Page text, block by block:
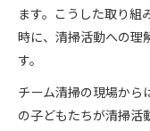
ます。こうした取り組
時に、清掃活動への理
す。
チーム清掃の現場から
の子どもたちが清掃活